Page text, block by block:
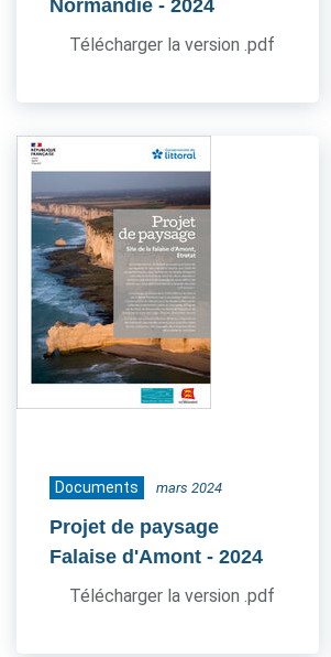
Normandie - 2024
Télécharger la version .pdf
Documents mars 2024
Projet de paysage
Falaise d'Amont - 2024
Télécharger la version .pdf